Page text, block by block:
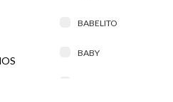
BABELITO
BABY